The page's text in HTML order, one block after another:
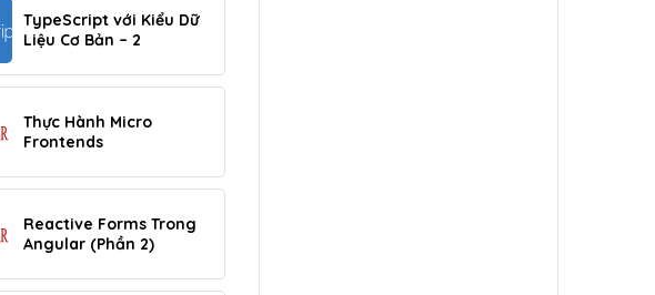
TypeScript với Kiểu Dữ
Liệu Cơ Bản – 2
Thực Hành Micro
Frontends
Reactive Forms Trong
Angular (Phần 2)